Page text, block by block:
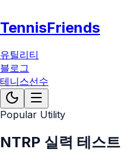
TennisFriends
유틸리티
블로그
테니스선수
Popular Utility
NTRP 실력 테스트